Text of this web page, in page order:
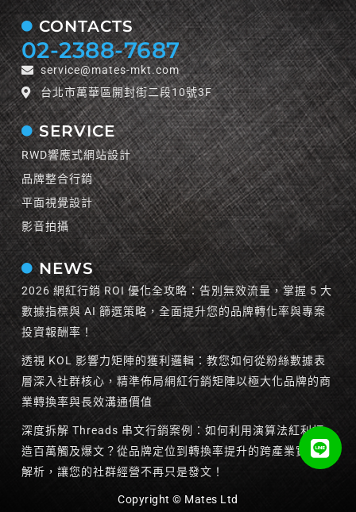
CONTACTS
02-2388-7687
service@mates-mkt.com
台北市萬華區開封街二段10號3F
SERVICE
RWD響應式網站設計
品牌整合行銷
平面視覺設計
影音拍攝
NEWS
2026 網紅行銷 ROI 優化全攻略：告別無效流量，掌握 5 大
數據指標與 AI 篩選策略，全面提升您的品牌轉化率與專案
投資報酬率！
透視 KOL 影響力矩陣的獲利邏輯：教您如何從粉絲數據表
層深入社群核心，精準佈局網紅行銷矩陣以極大化品牌的商
業轉換率與長效溝通價值
深度拆解 Threads 串文行銷案例：如何利用演算法紅利打
造百萬觸及爆文？從品牌定位到轉換率提升的跨產業實戰全
解析，讓您的社群經營不再只是發文！
Copyright © Mates Ltd